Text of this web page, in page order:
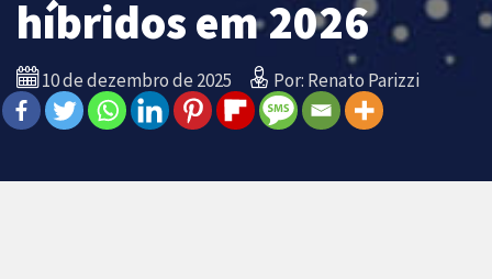
híbridos em 2026
10 de dezembro de 2025 Por: Renato Parizzi